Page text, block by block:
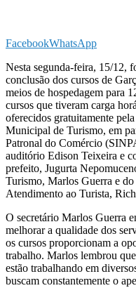
FacebookWhatsApp
Nesta segunda-feira, 15/12,
conclusão dos cursos de
meios de hospedagem para
cursos que tiveram carga
oferecidos gratuitamente
Municipal de Turismo, em
Patronal do Comércio
auditório Edison Teixeira e
prefeito, Jugurta
Turismo, Marlos Guerra e
Atendimento ao Turista,
O secretário Marlos Guerra
melhorar a qualidade dos
os cursos proporcionam a
trabalho. Marlos lembrou
estão trabalhando em
buscam constantemente o